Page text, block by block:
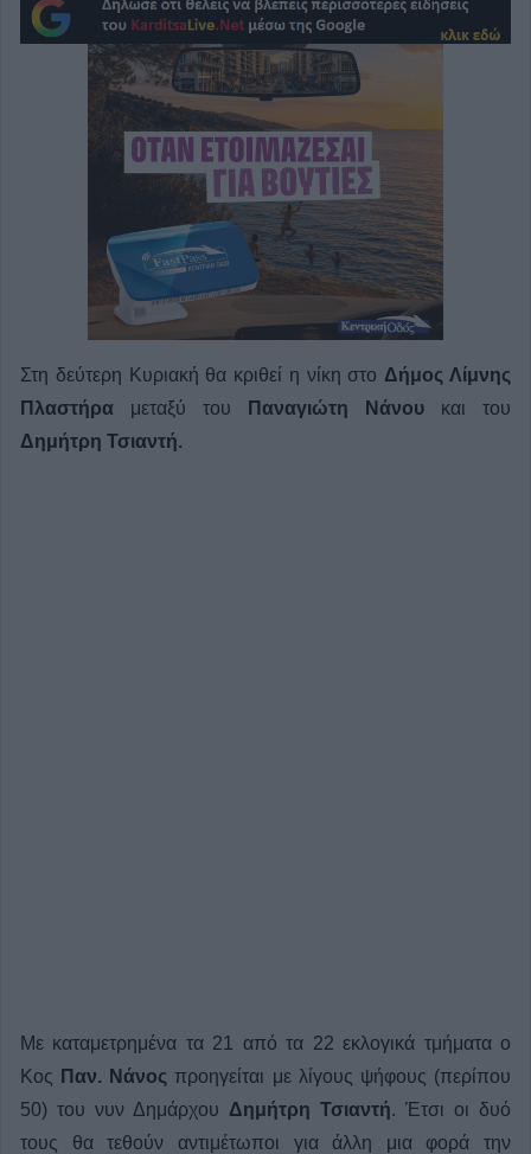
Στη δεύτερη Κυριακή θα κριθεί η νίκη στο Δήμος Λίμνης
Πλαστήρα μεταξύ του Παναγιώτη Νάνου και του
Δημήτρη Τσιαντή.
Με καταμετρημένα τα 21 από τα 22 εκλογικά τμήματα ο
Κος Παν. Νάνος προηγείται με λίγους ψήφους (περίπου
50) του νυν Δημάρχου Δημήτρη Τσιαντή. Έτσι οι δυό
τους θα τεθούν αντιμέτωποι για άλλη μια φορά την